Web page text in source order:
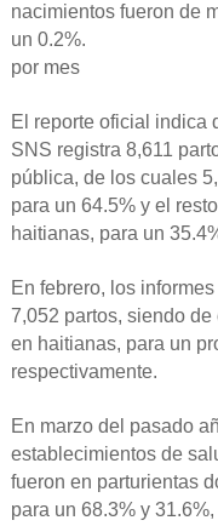
nacimientos fueron de
un 0.2%.
por mes
El reporte oficial indica
SNS registra 8,611
pública, de los cuales
para un 64.5% y el
haitianas, para un
En febrero, los
7,052 partos, siendo
en haitianas, para un
respectivamente.
En marzo del pasado
establecimientos de
fueron en parturientas
para un 68.3% y